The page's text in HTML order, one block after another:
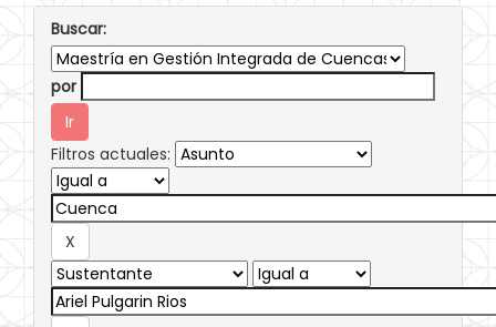
Buscar:
por
Filtros actuales: